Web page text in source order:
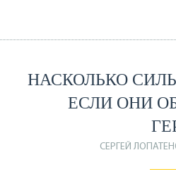
НАСКОЛЬКО
ЕСЛИ ОНИ
СЕРГЕЙ